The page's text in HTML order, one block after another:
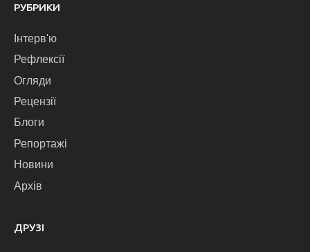
РУБРИКИ
Інтерв'ю
Рефлексії
Огляди
Рецензії
Блоги
Репортажі
Новини
Архів
ДРУЗІ